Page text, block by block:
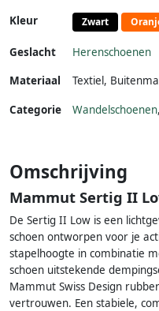
Kleur Zwart
Geslacht
Herenschoenen
Materiaal
Textiel,
Categorie Wandelschoenen,
Omschrijving
Mammut Sertig II
De Sertig II Low is een
schoen ontworpen voor je
stapelhoogte in combinatie
schoen uitstekende
Mammut Swiss Design
vertrouwen. Een stabiele,